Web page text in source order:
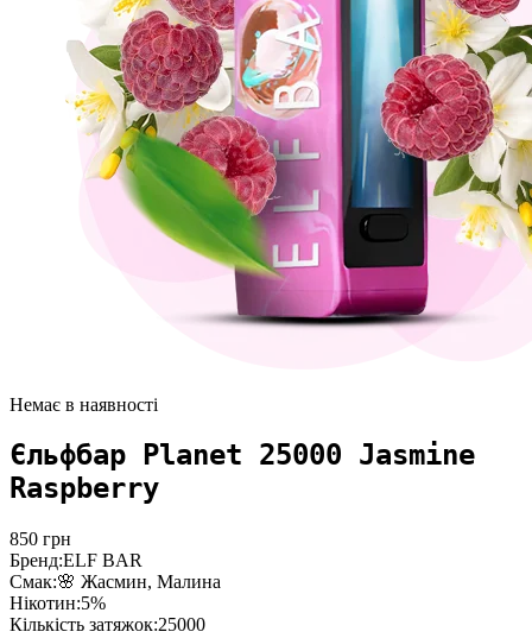
Немає в наявності
Єльфбар Planet 25000 Jasmine
Raspberry
850 грн
Бренд:ELF BAR
Смак:🌸 Жасмин, Малина
Нікотин:5%
Кількість затяжок:25000